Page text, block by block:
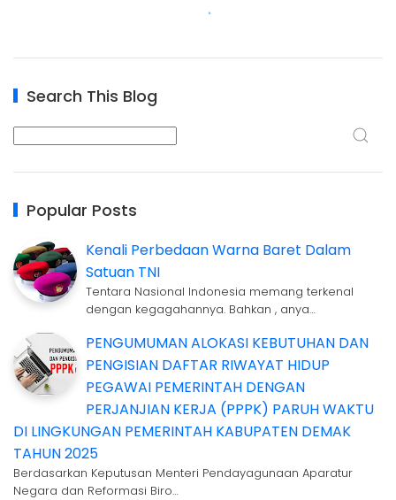
Search This Blog
Popular Posts
Kenali Perbedaan Warna Baret Dalam
Satuan TNI
Tentara Nasional Indonesia memang terkenal
dengan kegagahannya. Bahkan , anya…
PENGUMUMAN ALOKASI KEBUTUHAN DAN
PENGISIAN DAFTAR RIWAYAT HIDUP
PEGAWAI PEMERINTAH DENGAN
PERJANJIAN KERJA (PPPK) PARUH WAKTU
DI LINGKUNGAN PEMERINTAH KABUPATEN DEMAK
TAHUN 2025
Berdasarkan Keputusan Menteri Pendayagunaan Aparatur
Negara dan Reformasi Biro…